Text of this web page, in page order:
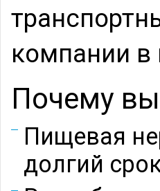
компании в
Почему
Пищевая
долгий